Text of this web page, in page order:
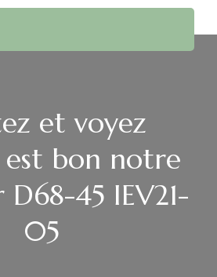
et voyez
bon notre
D68-45 IEV21-
05